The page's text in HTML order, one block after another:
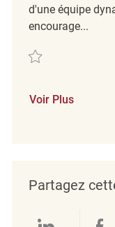
d'une équipe
encourage...
Sauvegarder Loss
Voir Plus
Partagez